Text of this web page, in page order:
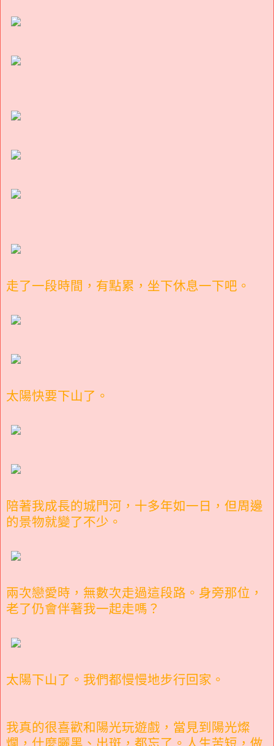
走了一段時間，有點累，坐下休息一下吧。
太陽快要下山了。
陪著我成長的城門河，十多年如一日，但周邊
的景物就變了不少。
兩次戀愛時，無數次走過這段路。身旁那位，
老了仍會伴著我一起走嗎？
太陽下山了。我們都慢慢地步行回家。
我真的很喜歡和陽光玩遊戲，當見到陽光燦